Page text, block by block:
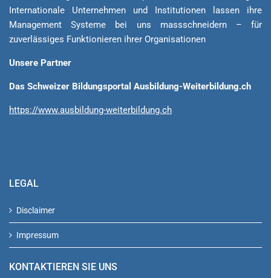
Internationale Unternehmen und Institutionen lassen ihre
Management Sys­teme bei uns massschneidern – für
zuverlässiges Funktionieren ihrer Organisationen
Unsere Partner
Das Schweizer Bildungsportal Ausbildung-Weiterbildung.ch
https://www.ausbildung-weiterbildung.ch
LEGAL
Disclaimer
Impressum
KONTAKTIEREN SIE UNS